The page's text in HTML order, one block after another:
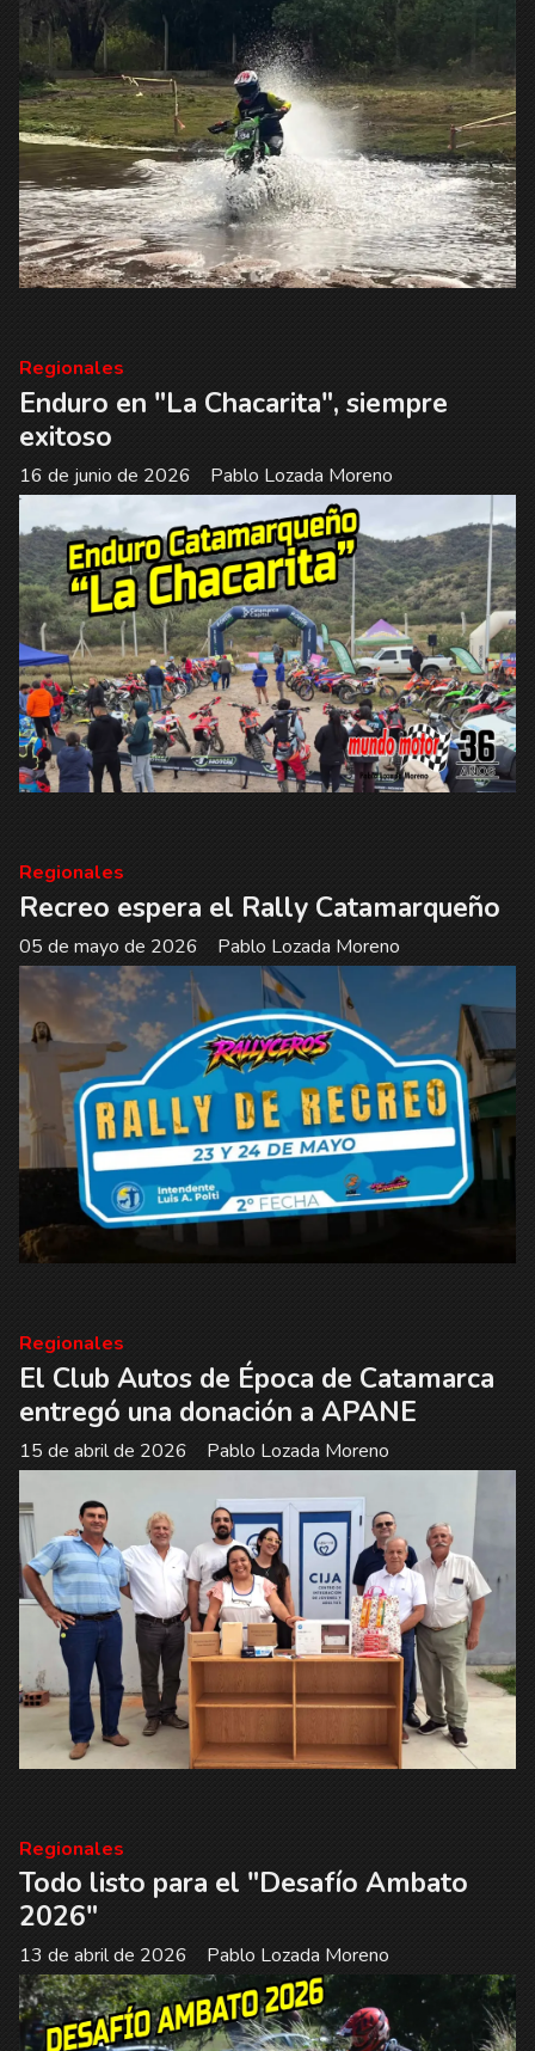
Enduro en "La Chacarita", siempre
exitoso
Pablo Lozada Moreno
Regionales
16 de junio de 2026
Recreo espera el Rally Catamarqueño
Pablo Lozada Moreno
Regionales
05 de mayo de 2026
El Club Autos de Época de Catamarca
entregó una donación a APANE
Pablo Lozada Moreno
Regionales
15 de abril de 2026
Todo listo para el "Desafío Ambato
2026"
Pablo Lozada Moreno
Regionales
13 de abril de 2026